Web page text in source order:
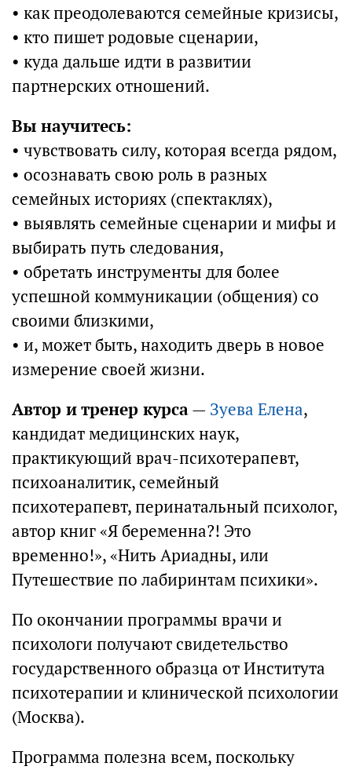
• как преодолеваются семейные кризисы,
• кто пишет родовые сценарии,
• куда дальше идти в развитии
партнерских отношений.
Вы научитесь:
• чувствовать силу, которая всегда рядом,
• осознавать свою роль в разных
семейных историях (спектаклях),
• выявлять семейные сценарии и мифы и
выбирать путь следования,
• обретать инструменты для более
успешной коммуникации (общения) со
своими близкими,
• и, может быть, находить дверь в новое
измерение своей жизни.
Автор и тренер курса— Зуева Елена,
кандидат медицинских наук,
практикующий врач-психотерапевт,
психоаналитик, семейный
психотерапевт, перинатальный психолог,
автор книг «Я беременна?! Это
временно!», «Нить Ариадны, или
Путешествие по лабиринтам психики».
По окончании программы врачи и
психологи получают свидетельство
государственного образца от Института
психотерапии и клинической психологии
(Москва).
Программа полезна всем, поскольку